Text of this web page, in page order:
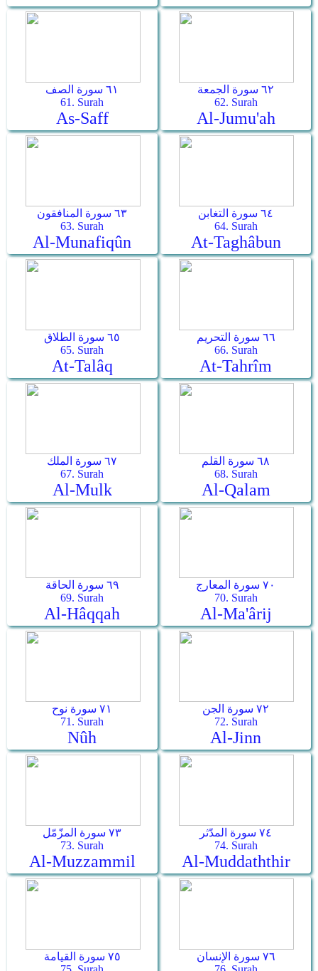
٦١ سورة الصف
61. Surah
As-Saff
٦٢ سورة الجمعة
62. Surah
Al-Jumu'ah
٦٣ سورة المنافقون
63. Surah
Al-Munafiqûn
٦٤ سورة التغابن
64. Surah
At-Taghâbun
٦٥ سورة الطلاق
65. Surah
At-Talâq
٦٦ سورة التحريم
66. Surah
At-Tahrîm
٦٧ سورة الملك
67. Surah
Al-Mulk
٦٨ سورة القلم
68. Surah
Al-Qalam
٦٩ سورة الحاقة
69. Surah
Al-Hâqqah
٧٠ سورة المعارج
70. Surah
Al-Ma'ârij
٧١ سورة نوح
71. Surah
Nûh
٧٢ سورة الجن
72. Surah
Al-Jinn
٧٣ سورة المزّمّل
73. Surah
Al-Muzzammil
٧٤ سورة المدّثر
74. Surah
Al-Muddaththir
٧٥ سورة القيامة
٧٦ سورة الإنسان